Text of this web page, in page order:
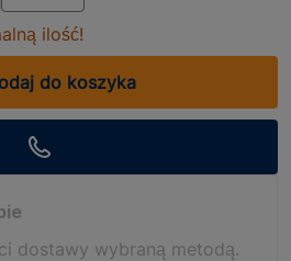
ilość!
do koszyka
dostawy wybraną metodą.